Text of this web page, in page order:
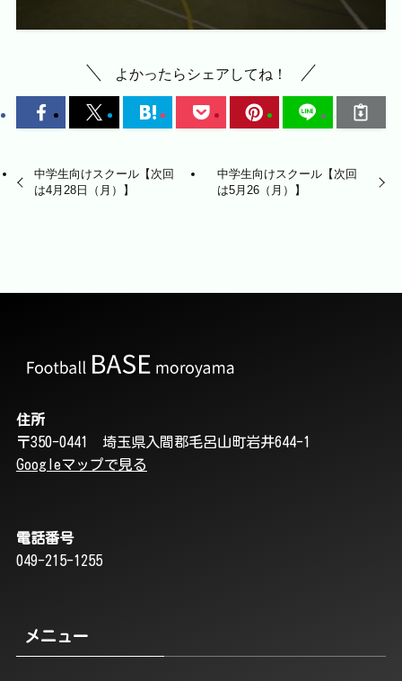
よかったらシェアしてね！
中学生向けスクール【次回
は4月28日（月）】
中学生向けスクール【次回
は5月26（月）】
住所
〒350-0441 埼玉県入間郡毛呂山町岩井644-1
Googleマップで見る
電話番号
049-215-1255
メニュー